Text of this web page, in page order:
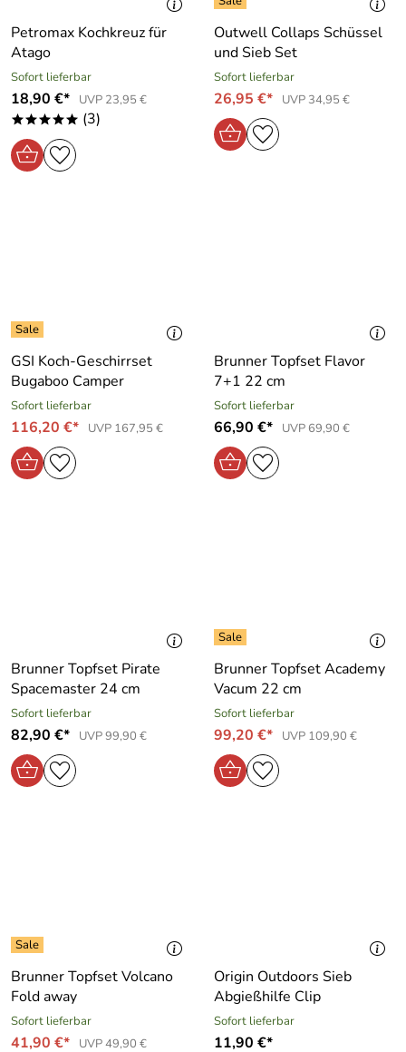
Petromax Kochkreuz für
Atago
Sofort lieferbar
18,90 €* UVP 23,95 €
***** (3)
Outwell Collaps Schüssel
und Sieb Set
Sofort lieferbar
26,95 €* UVP 34,95 €
GSI Koch-Geschirrset
Bugaboo Camper
Sofort lieferbar
116,20 €* UVP 167,95 €
Brunner Topfset Flavor
7+1 22 cm
Sofort lieferbar
66,90 €* UVP 69,90 €
Brunner Topfset Pirate
Spacemaster 24 cm
Sofort lieferbar
82,90 €* UVP 99,90 €
Brunner Topfset Academy
Vacum 22 cm
Sofort lieferbar
99,20 €* UVP 109,90 €
Brunner Topfset Volcano
Fold away
Sofort lieferbar
41,90 €* UVP 49,90 €
Origin Outdoors Sieb
Abgießhilfe Clip
Sofort lieferbar
11,90 €*